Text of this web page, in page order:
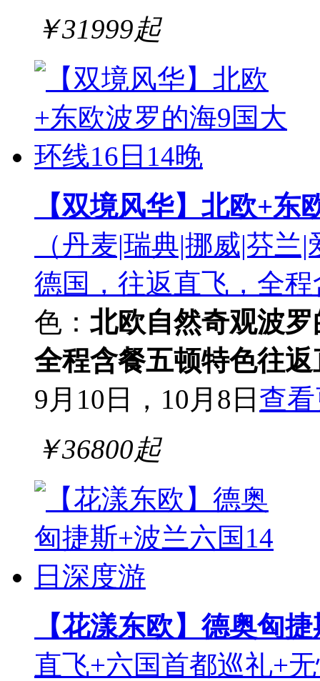
￥31999起
【双境风华】北欧+东
（丹麦|瑞典|挪威|芬
德国，往返直飞，全
色： 北欧自然奇观波罗
全程含餐五顿特色往返
9月10日，10月8日 查
￥36800起
【花漾东欧】德奥匈
直飞+六国首都巡礼+